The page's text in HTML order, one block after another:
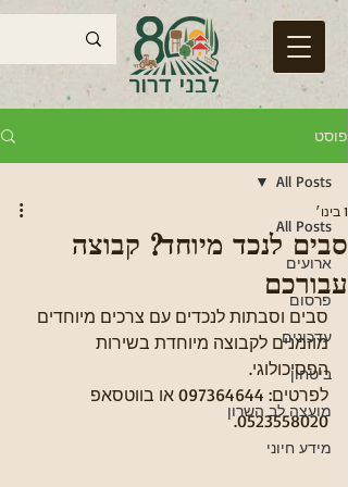
פוסט
All Posts
ארועים
פרסום
עדכונים
ביטחון
מועצה לב השרון
מידע חיוני
All Posts
סבים לנכד מיוחד? קבוצה
עבורכם
1 בינו׳
סבים וסבתות לנכדים עם צרכים מיוחדים
מוזמנים לקבוצה מיוחדת בשירות
הפסיכולוגי.
לפרטים: 097364644 או בווטסאפ
0523558020.